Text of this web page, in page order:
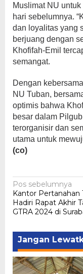
Muslimat NU
hari sebelumnya.
dan loyalitas yang
berjuang dengan
Khofifah-Emil
semangat.
Dengan
NU Tuban,
optimis bahwa
besar dalam
terorganisir dan
utama untuk
(co)
Navigasi
pos
Pos sebelumnya
Kantor Pertanahan
Hadiri Rapat Akhir
GTRA 2024 di
Jangan